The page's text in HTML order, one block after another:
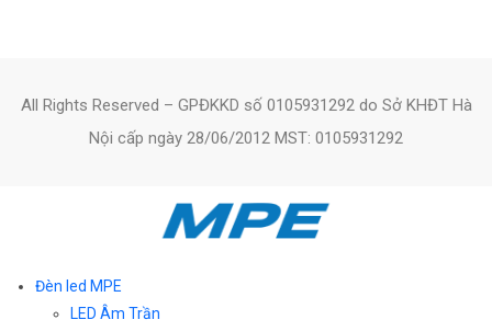
All Rights Reserved – GPĐKKD số 0105931292 do Sở KHĐT Hà
Nội cấp ngày 28/06/2012 MST: 0105931292
Đèn led MPE
LED Âm Trần